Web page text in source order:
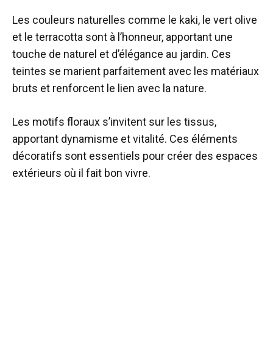
Les couleurs naturelles comme le kaki, le vert olive
et le terracotta sont à l’honneur, apportant une
touche de naturel et d’élégance au jardin. Ces
teintes se marient parfaitement avec les matériaux
bruts et renforcent le lien avec la nature.
Les motifs floraux s’invitent sur les tissus,
apportant dynamisme et vitalité. Ces éléments
décoratifs sont essentiels pour créer des espaces
extérieurs où il fait bon vivre.